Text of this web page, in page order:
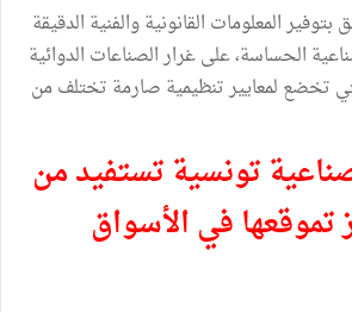
بتوفير المعلومات القانونية والفنية الدقيقة
الحساسة، على غرار الصناعات الدوائية
تخضع لمعايير تنظيمية صارمة تختلف من
تونسية تستفيد من
تموقعها في الأسواق